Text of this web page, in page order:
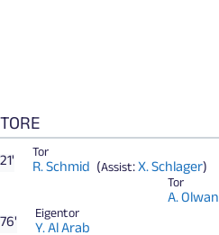
TORE
Tor
R. Schmid (Assist:X. Schlager)
21'
Tor
A. Olwan
Eigentor
Y. Al Arab
76'